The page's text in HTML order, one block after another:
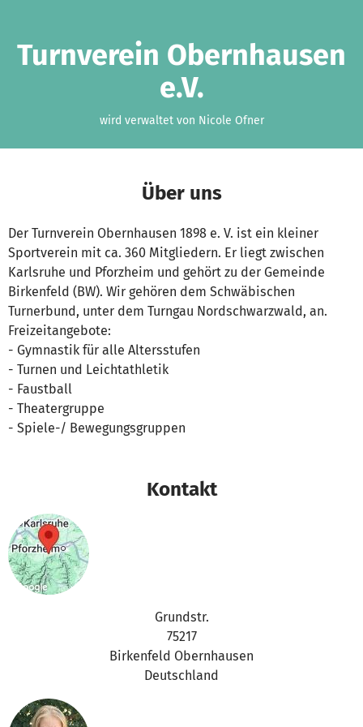
Turnverein Obernhausen
e.V.
wird verwaltet von Nicole Ofner
Über uns
Der Turnverein Obernhausen 1898 e. V. ist ein kleiner
Sportverein mit ca. 360 Mitgliedern. Er liegt zwischen
Karlsruhe und Pforzheim und gehört zu der Gemeinde
Birkenfeld (BW). Wir gehören dem Schwäbischen
Turnerbund, unter dem Turngau Nordschwarzwald, an.
Freizeitangebote:
- Gymnastik für alle Altersstufen
- Turnen und Leichtathletik
- Faustball
- Theatergruppe
- Spiele-/ Bewegungsgruppen
Kontakt
Grundstr.
75217
Birkenfeld Obernhausen
Deutschland